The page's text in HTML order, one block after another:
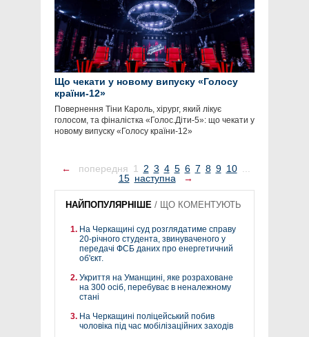
Що чекати у новому випуску «Голосу
країни-12»
Повернення Тіни Кароль, хірург, який лікує
голосом, та фіналістка «Голос.Діти-5»: що чекати у
новому випуску «Голосу країни-12»
← попередня 1 2 3 4 5 6 7 8 9 10 ...
15 наступна →
НАЙПОПУЛЯРНІШЕ / ЩО КОМЕНТУЮТЬ
На Черкащині суд розглядатиме справу
20-річного студента, звинуваченого у
передачі ФСБ даних про енергетичний
об'єкт.
Укриття на Уманщині, яке розраховане
на 300 осіб, перебуває в неналежному
стані
На Черкащині поліцейський побив
чоловіка під час мобілізаційних заходів